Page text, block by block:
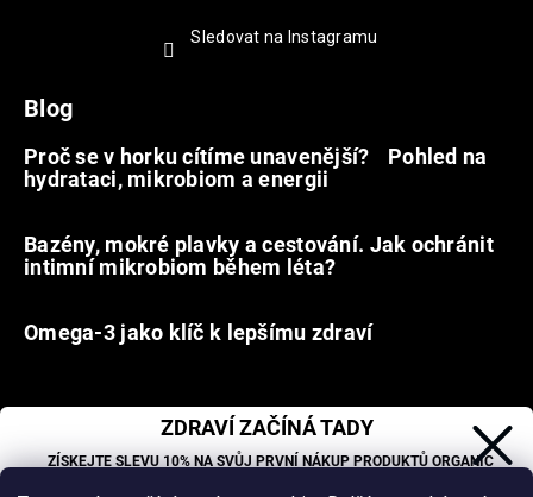
Sledovat na Instagramu
Blog
Proč se v horku cítíme unavenější? Pohled na
hydrataci, mikrobiom a energii
Bazény, mokré plavky a cestování. Jak ochránit
intimní mikrobiom během léta?
Omega-3 jako klíč k lepšímu zdraví
Facebook
ZDRAVÍ ZAČÍNÁ TADY
ZÍSKEJTE SLEVU 10% NA SVŮJ PRVNÍ NÁKUP PRODUKTŮ ORGANIC